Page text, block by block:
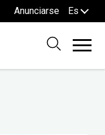
Anunciarse Es